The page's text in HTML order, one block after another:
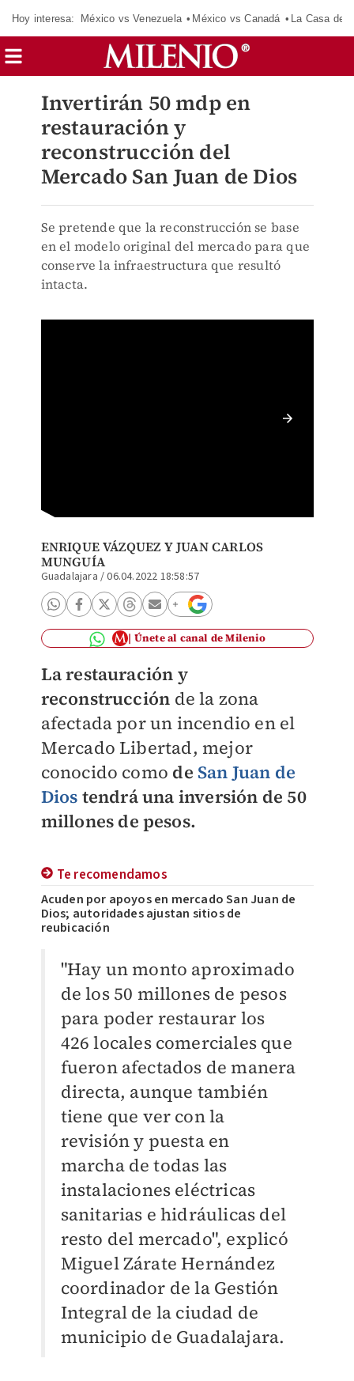
Hoy interesa: México vs Venezuela México vs Canadá La Casa de
Invertirán 50 mdp en
restauración y
reconstrucción del
Mercado San Juan de Dios
Se pretende que la reconstrucción se base
en el modelo original del mercado para que
conserve la infraestructura que resultó
intacta.
ENRIQUE VÁZQUEZ Y JUAN CARLOS
MUNGUÍA
Guadalajara /06.04.2022 18:58:57
Únete al canal de Milenio
La restauración y
reconstrucción de la zona
afectada por un incendio en el
Mercado Libertad, mejor
conocido como de San Juan de
Dios tendrá una inversión de 50
millones de pesos.
Te recomendamos
Acuden por apoyos en mercado San Juan de
Dios; autoridades ajustan sitios de
reubicación
"Hay un monto aproximado
de los 50 millones de pesos
para poder restaurar los
426 locales comerciales que
fueron afectados de manera
directa, aunque también
tiene que ver con la
revisión y puesta en
marcha de todas las
instalaciones eléctricas
sanitarias e hidráulicas del
resto del mercado", explicó
Miguel Zárate Hernández
coordinador de la Gestión
Integral de la ciudad de
municipio de Guadalajara.